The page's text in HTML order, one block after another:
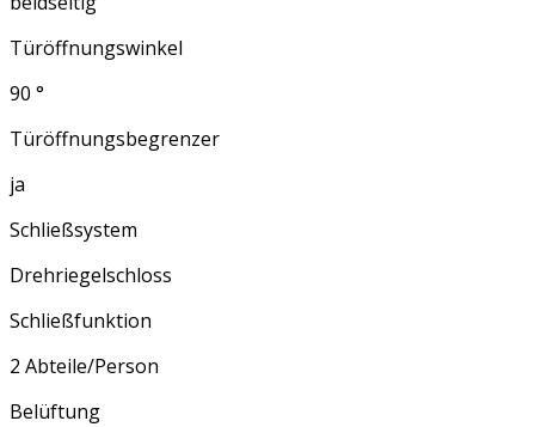
Türöffnungswinkel
90 °
Türöffnungsbegrenzer
ja
Schließsystem
Drehriegelschloss
Schließfunktion
2 Abteile/Person
Belüftung